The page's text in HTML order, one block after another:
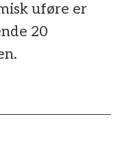
uføre er
20